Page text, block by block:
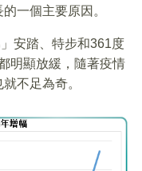
一個主要原因。
安踏、特步和361度
明顯放緩，隨著疫情
不足為奇。